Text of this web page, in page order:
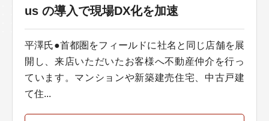
us の導入で現場DX化を加速
平澤氏●首都圏をフィールドに社名と同じ店舗を展
開し、来店いただいたお客様へ不動産仲介を行っ
ています。マンションや新築建売住宅、中古戸建
て住...